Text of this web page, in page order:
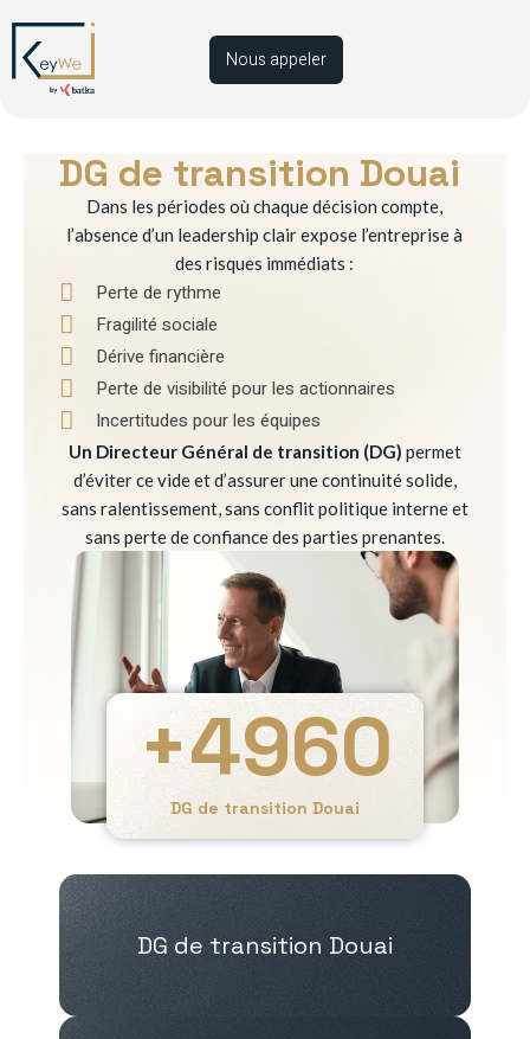
Nous appeler
DG de transition Douai
Dans les périodes où chaque décision compte,
l’absence d’un leadership clair expose l’entreprise à
des risques immédiats :
Perte de rythme
Fragilité sociale
Dérive financière
Perte de visibilité pour les actionnaires
Incertitudes pour les équipes
Un Directeur Général de transition (DG) permet
d’éviter ce vide et d’assurer une continuité solide,
sans ralentissement, sans conflit politique interne et
sans perte de confiance des parties prenantes.
DG de transition Douai
+4960
DG de transition Douai